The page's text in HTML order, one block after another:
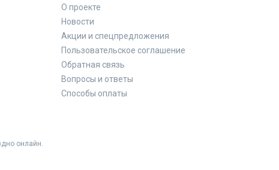
О проекте
Новости
Акции и спецпредложения
Пользовательское соглашение
Обратная связь
Вопросы и ответы
Способы оплаты
онлайн.